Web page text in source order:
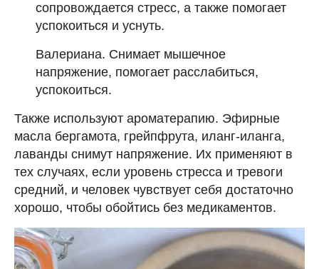
сопровождается стресс, а также помогает
успокоиться и уснуть.
Валериана. Снимает мышечное
напряжение, помогает расслабиться,
успокоиться.
Также используют ароматерапию. Эфирные
масла бергамота, грейпфрута, иланг-иланга,
лаванды снимут напряжение. Их применяют в
тех случаях, если уровень стресса и тревоги
средний, и человек чувствует себя достаточно
хорошо, чтобы обойтись без медикаментов.